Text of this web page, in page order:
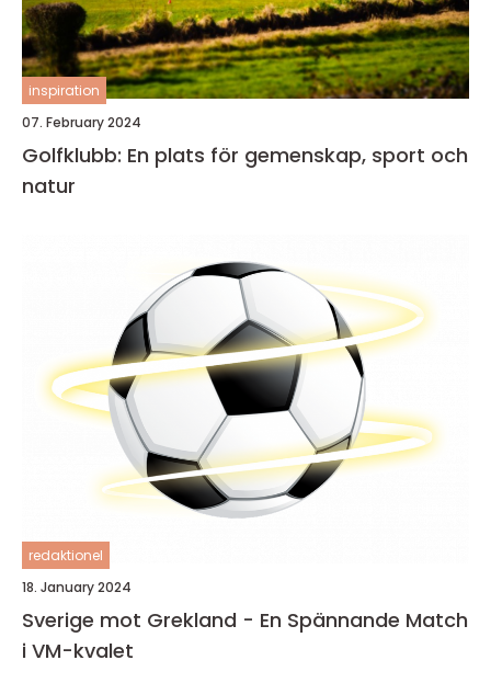
inspiration
07. February 2024
Golfklubb: En plats för gemenskap, sport och
natur
redaktionel
18. January 2024
Sverige mot Grekland - En Spännande Match
i VM-kvalet